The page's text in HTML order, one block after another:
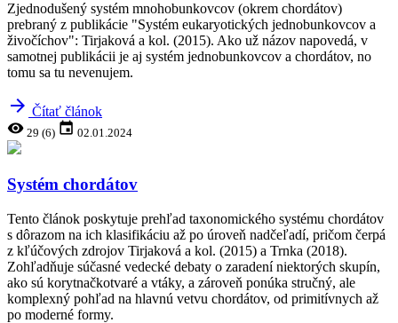
Zjednodušený systém mnohobunkovcov (okrem chordátov)
prebraný z publikácie "Systém eukaryotických jednobunkovcov a
živočíchov": Tirjaková a kol. (2015). Ako už názov napovedá, v
samotnej publikácii je aj systém jednobunkovcov a chordátov, no
tomu sa tu nevenujem.
arrow_forward Čítať článok
visibility 29 (6) event 02.01.2024
Systém chordátov
Tento článok poskytuje prehľad taxonomického systému chordátov
s dôrazom na ich klasifikáciu až po úroveň nadčeľadí, pričom čerpá
z kľúčových zdrojov Tirjaková a kol. (2015) a Trnka (2018).
Zohľadňuje súčasné vedecké debaty o zaradení niektorých skupín,
ako sú korytnačkotvaré a vtáky, a zároveň ponúka stručný, ale
komplexný pohľad na hlavnú vetvu chordátov, od primitívnych až
po moderné formy.